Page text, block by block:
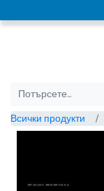
Всички продукти